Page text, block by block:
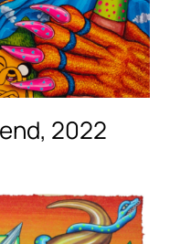
2022